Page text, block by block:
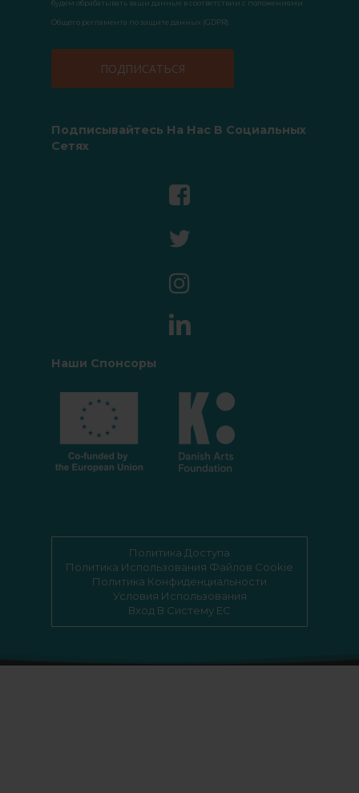
будем обрабатывать ваши данные в соответствии с положениями
Общего регламента по защите данных (GDPR).
Подписывайтесь На Нас В Социальных
Сетях
Наши Спонсоры
Политика Доступа
Политика Использования Файлов Cookie
Политика Конфиденциальности
Условия Использования
Вход В Систему EC